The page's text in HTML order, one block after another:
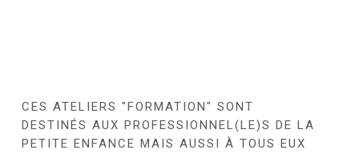
CES ATELIERS "FORMATION" SONT
DESTINÉS AUX PROFESSIONNEL(LE)S DE LA
PETITE ENFANCE MAIS AUSSI À TOUS EUX